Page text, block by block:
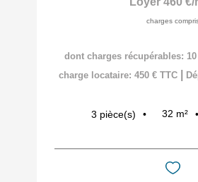
charges
dont charges récupérables:
charge locataire: 450 € TTC
3 pièce(s) 32 m²